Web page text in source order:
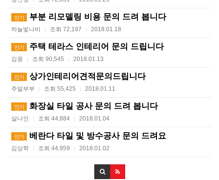
인기 부분 리모델링 비용 문의 드려 봅니다
하늘빛나비 | 조회 72,197 | 2018.01.18
인기 주택 테라스 인테리어 문의 드립니다
김웅 | 조회 90,545 | 2018.01.13
인기 상가인테리어견적문의드립니다
주말부부 | 조회 55,425 | 2018.01.11
인기 화장실 타일 공사 문의 드려 봅니다
살나인 | 조회 44,884 | 2018.01.04
인기 베란다 타일 및 방수공사 문의 드려요
김상학 | 조회 44,959 | 2018.01.02